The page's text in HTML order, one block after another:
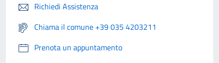
Richiedi Assistenza
Chiama il comune +39 035 4203211
Prenota un appuntamento